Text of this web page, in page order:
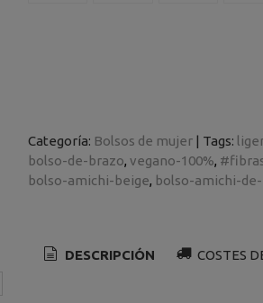
Categoría: Bolsos de mujer| Tags:
bolso-de-brazo vegano-100%
bolso-amichi-beige bolso-amichi-
DESCRIPCIÓN COSTES